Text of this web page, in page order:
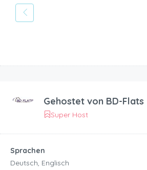
Gehostet von BD-Flats
Super Host
Sprachen
Deutsch, Englisch